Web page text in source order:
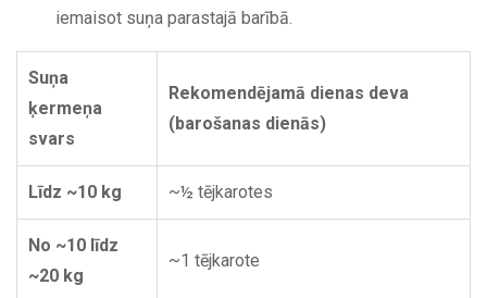
iemaisot suņa parastajā barībā.
Suņa
ķermeņa
svars
Rekomendējamā dienas deva
(barošanas dienās)
Līdz ~10 kg ~½ tējkarotes
No ~10 līdz
~20 kg
~1 tējkarote